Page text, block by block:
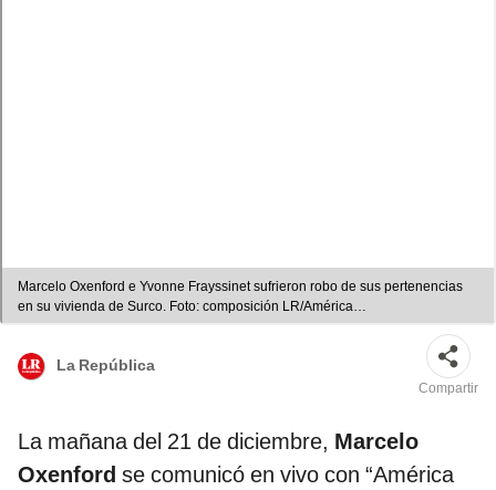
Marcelo Oxenford e Yvonne Frayssinet sufrieron robo de sus pertenencias
en su vivienda de Surco. Foto: composición LR/América
TV/Instagram/Juliana Oxenford
La República
Compartir
La mañana del 21 de diciembre, Marcelo
Oxenford se comunicó en vivo con “América